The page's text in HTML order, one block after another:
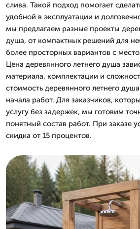
слива. Такой подход помогает
удобной в эксплуатации и
мы предлагаем разные проекты
душа, от компактных решений для
более просторных вариантов с
Цена деревянного летнего душа
материала, комплектации и
стоимость деревянного летнего
начала работ. Для заказчиков,
услугу без задержек, мы готовим
понятный состав работ. При заказе
скидка от 15 процентов.